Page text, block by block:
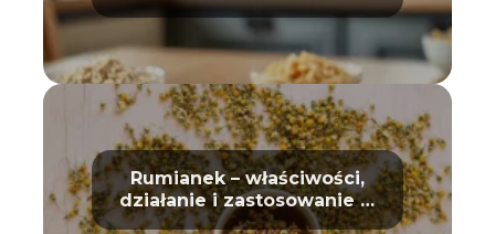
Rumianek – właściwości,
działanie i zastosowanie w
domu oraz kosmetyce